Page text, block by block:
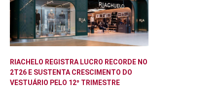
RIACHELO REGISTRA LUCRO RECORDE NO
2T26 E SUSTENTA CRESCIMENTO DO
VESTUÁRIO PELO 12º TRIMESTRE